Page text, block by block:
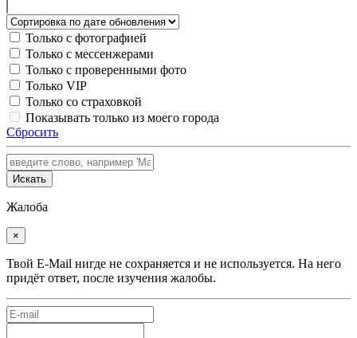
Только с фотографией
Только с мессенжерами
Только с проверенными фото
Только VIP
Только со страховкой
Показывать только из моего города
Сбросить
Искать
Жалоба
×
Твой E-Mail нигде не сохраняется и не используется. На него
придёт ответ, после изучения жалобы.